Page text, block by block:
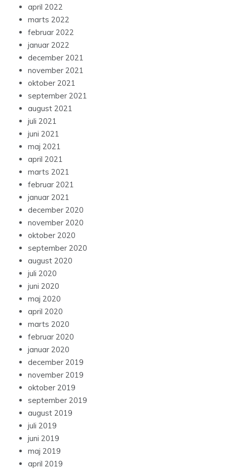
april 2022
marts 2022
februar 2022
januar 2022
december 2021
november 2021
oktober 2021
september 2021
august 2021
juli 2021
juni 2021
maj 2021
april 2021
marts 2021
februar 2021
januar 2021
december 2020
november 2020
oktober 2020
september 2020
august 2020
juli 2020
juni 2020
maj 2020
april 2020
marts 2020
februar 2020
januar 2020
december 2019
november 2019
oktober 2019
september 2019
august 2019
juli 2019
juni 2019
maj 2019
april 2019